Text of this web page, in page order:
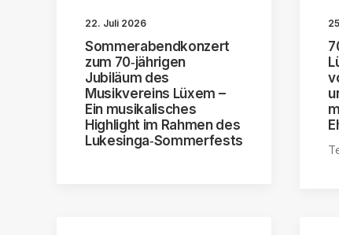
22. Juli 2026
Sommerabendkonzert
zum 70‑jährigen
Jubiläum des
Musikvereins Lüxem –
Ein musikalisches
Highlight im Rahmen des
Lukesinga‑Sommerfests